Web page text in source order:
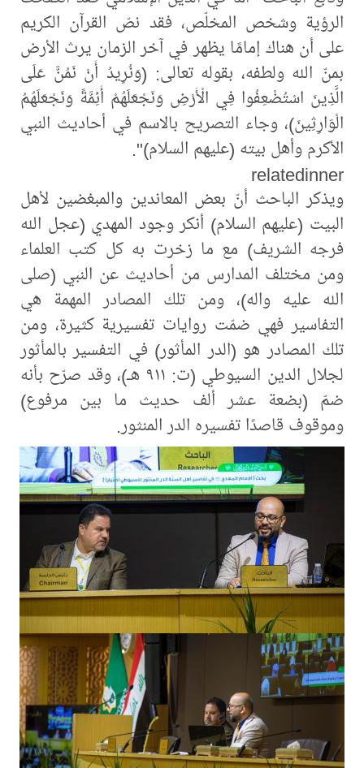
الرؤية وشخص المخلّص، فقد نصّ القرآن الكريم
على أن هناك إمامًا يظهر في آخر الزمان يرث الأرض
بمنّ الله ولطفه، بقوله تعالى: (وَنُرِيدُ أَنْ نَمُنَّ عَلَى
الَّذِينَ اسْتُضْعِفُوا فِي الْأَرْضِ وَنَجْعَلَهُمْ أَئِمَّةً وَنَجْعَلَهُمُ
الْوَارِثِينَ)، وجاء التصريح بالاسم في أحاديث النبي
الأكرم وأهل بيته (عليهم السلام)".
relatedinner
ويذكر الباحث أنّ بعض المعاندين والمبغضين لأهل
البيت (عليهم السلام) أنكر وجود المهدي (عجل الله
فرجه الشريف) مع ما زخرت به كل كتب العلماء
ومن مختلف المدارس من أحاديث عن النبي (صلى
الله عليه واله)، ومن تلك المصادر المهمة هي
التفاسير فهي ضمّت روايات تفسيرية كثيرة، ومن
تلك المصادر هو (الدر المأثور) في التفسير بالمأثور
لجلال الدين السيوطي (ت: ٩١١ هـ)، وقد صرّح بأنه
ضمّ (بضعة عشر ألف حديث ما بين مرفوع)
وموقوف قاصدًا تفسيره الدر المنثور.